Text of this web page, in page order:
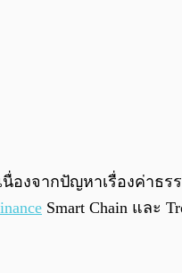
องจากปัญหาเรื่องค่าธ
Smart Chain และ